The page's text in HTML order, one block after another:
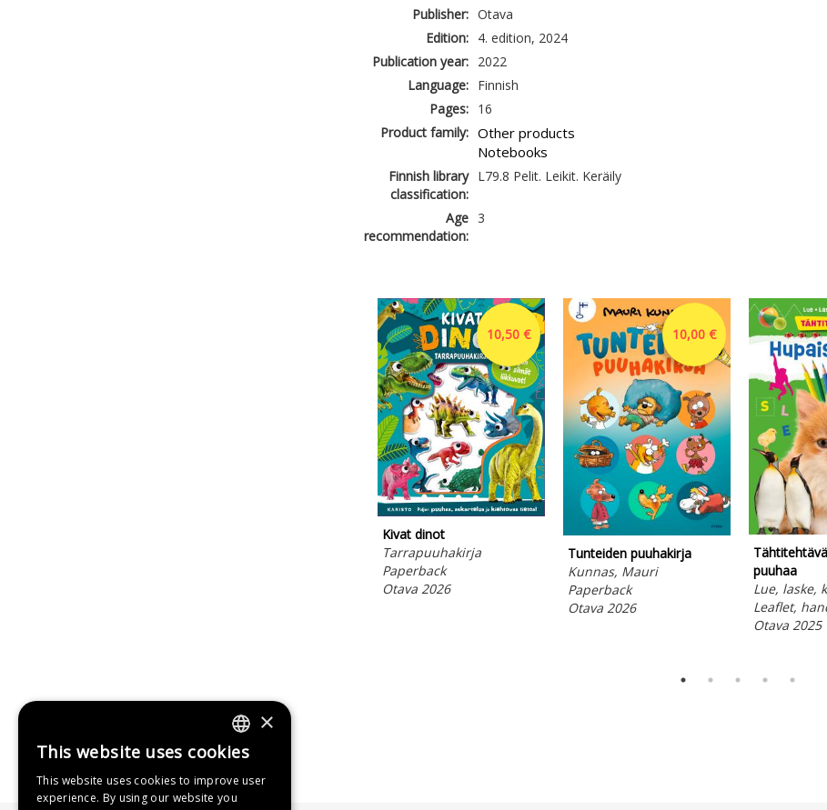
Publisher: Otava
Edition:
4. edition, 2024
Publication year:
2022
Language:
Finnish
Pages:
16
Product family: Other products
Notebooks
Finnish library
classification:
L79.8 Pelit. Leikit. Keräily
Age
recommendation:
3
10,50 €
Kivat dinot
Tarrapuuhakirja
Paperback
Otava 2026
10,00 €
Tunteiden puuhakirja
Kunnas, Mauri
Paperback
Otava 2026
puuhaa
Lue, laske,
Leaflet,
Otava 2025
FINNISH
SWEDISH
×
This website uses cookies
This website uses cookies to improve user
experience. By using our website you